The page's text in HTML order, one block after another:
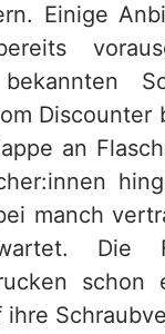
Einige
Discounter
an
manch
Die
schon